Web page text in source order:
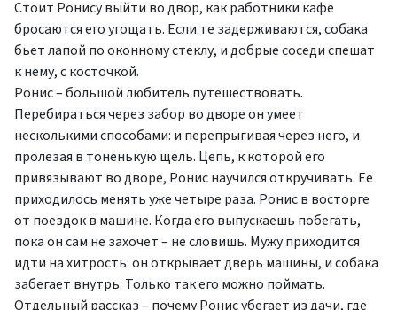
Стоит Ронису выйти во двор, как работники кафе
бросаются его угощать. Если те задерживаются, собака
бьет лапой по оконному стеклу, и добрые соседи спешат
к нему, с косточкой.
Ронис – большой любитель путешествовать.
Перебираться через забор во дворе он умеет
несколькими способами: и перепрыгивая через него, и
пролезая в тоненькую щель. Цепь, к которой его
привязывают во дворе, Ронис научился откручивать. Ее
приходилось менять уже четыре раза. Ронис в восторге
от поездок в машине. Когда его выпускаешь побегать,
пока он сам не захочет – не словишь. Мужу приходится
идти на хитрость: он открывает дверь машины, и собака
забегает внутрь. Только так его можно поймать.
Отдельный рассказ – почему Ронис убегает из дачи, где